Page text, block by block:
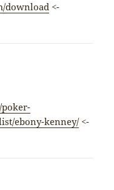
download <-
poker-
ebony-kenney/<-